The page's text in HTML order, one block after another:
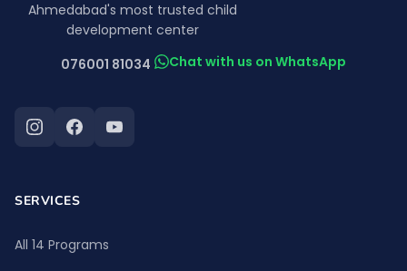
Ahmedabad's most trusted child
development center
076001 81034
Chat with us on WhatsApp
SERVICES
All 14 Programs